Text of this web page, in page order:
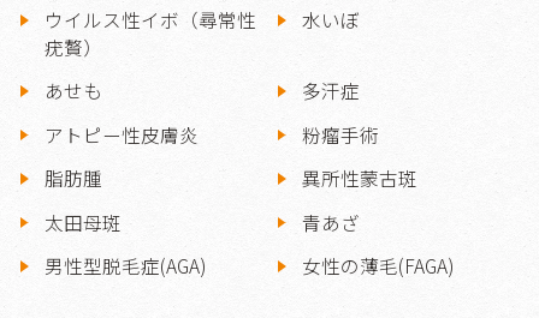
ウイルス性イボ（尋常性
疣贅）
水いぼ
あせも
多汗症
アトピー性皮膚炎
粉瘤手術
脂肪腫
異所性蒙古斑
太田母斑
青あざ
男性型脱毛症(AGA)
女性の薄毛(FAGA)